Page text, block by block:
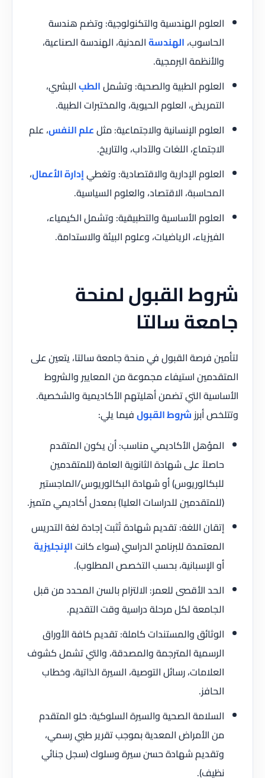
العلوم الهندسية والتكنولوجية: وتضم هندسة
الحاسوب،الهندسةالمدنية، الهندسة الصناعية،
والأنظمة البرمجية.
العلوم الطبية والصحية: وتشملالطبالبشري،
التمريض، العلوم الحيوية، والمختبرات الطبية.
العلوم الإنسانية والاجتماعية: مثلعلم النفس، علم
الاجتماع، اللغات والآداب، والتاريخ.
العلوم الإدارية والاقتصادية: وتغطيإدارة الأعمال،
المحاسبة، الاقتصاد، والعلوم السياسية.
العلوم الأساسية والتطبيقية: وتشمل الكيمياء،
الفيزياء، الرياضيات، وعلوم البيئة والاستدامة.
شروط القبول لمنحة
جامعة سالتا
لتأمين فرصة القبول في منحة جامعة سالتا، يتعين على
المتقدمين استيفاء مجموعة من المعايير والشروط
الأساسية التي تضمن أهليتهم الأكاديمية والشخصية.
وتتلخص أبرز شروط القبولفيما يلي:
المؤهل الأكاديمي مناسب: أن يكون المتقدم
حاصلاً على شهادة الثانوية العامة (للمتقدمين
للبكالوريوس) أو شهادة البكالوريوس/الماجستير
(للمتقدمين للدراسات العليا) بمعدل أكاديمي متميز.
إتقان اللغة: تقديم شهادة تُثبت إجادة لغة التدريس
المعتمدة للبرنامج الدراسي (سواء كانتالإنجليزية
أو الإسبانية، بحسب التخصص المطلوب).
الحد الأقصى للعمر: الالتزام بالسن المحدد من قبل
الجامعة لكل مرحلة دراسية وقت التقديم.
الوثائق والمستندات كاملة: تقديم كافة الأوراق
الرسمية المترجمة والمصدقة، والتي تشمل كشوف
العلامات، رسائل التوصية، السيرة الذاتية، وخطاب
الحافز.
السلامة الصحية والسيرة السلوكية: خلو المتقدم
من الأمراض المعدية بموجب تقرير طبي رسمي،
وتقديم شهادة حسن سيرة وسلوك (سجل جنائي
نظيف).